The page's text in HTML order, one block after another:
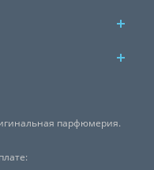
парфюмерия.